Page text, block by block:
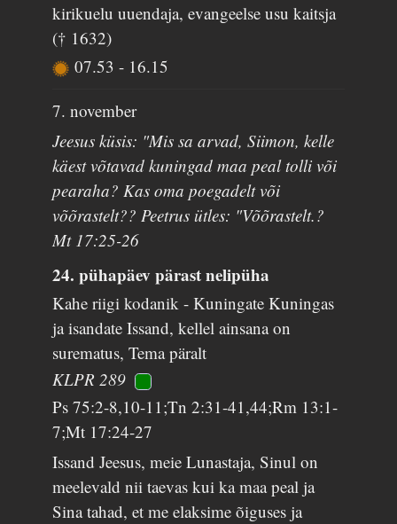
kirikuelu uuendaja, evangeelse usu kaitsja
(† 1632)
07.53- 16.15
7. november
Jeesus küsis: "Mis sa arvad, Siimon, kelle
käest võtavad kuningad maa peal tolli või
pearaha? Kas oma poegadelt või
võõrastelt?? Peetrus ütles: "Võõrastelt.?
Mt 17:25-26
24. pühapäev pärast nelipüha
Kahe riigi kodanik - Kuningate Kuningas
ja isandate Issand, kellel ainsana on
surematus, Tema päralt
KLPR 289
Ps 75:2-8,10-11;Tn 2:31-41,44;Rm 13:1-
7;Mt 17:24-27
Issand Jeesus, meie Lunastaja, Sinul on
meelevald nii taevas kui ka maa peal ja
Sina tahad, et me elaksime õiguses ja